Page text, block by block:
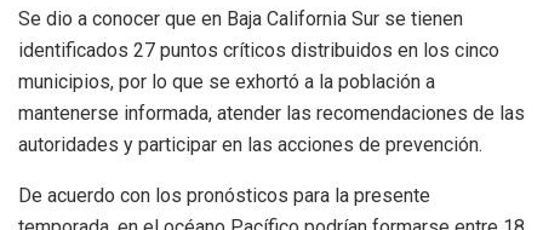
Se dio a conocer que en Baja California Sur se tienen
identificados 27 puntos críticos distribuidos en los cinco
municipios, por lo que se exhortó a la población a
mantenerse informada, atender las recomendaciones de las
autoridades y participar en las acciones de prevención.
De acuerdo con los pronósticos para la presente